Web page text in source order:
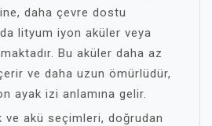
daha çevre dostu
lityum iyon aküler veya
Bu aküler daha az
ve daha uzun ömürlüdür,
ayak izi anlamına gelir.
akü seçimleri, doğrudan